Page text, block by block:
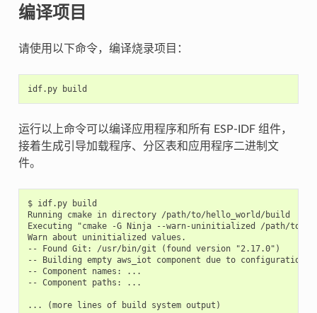
编译项目
请使用以下命令，编译烧录项目：
运行以上命令可以编译应用程序和所有 ESP-IDF 组件，
接着生成引导加载程序、分区表和应用程序二进制文
件。
$ idf.py build
Running cmake in directory /path/to/hello_world/build
Executing "cmake -G Ninja --warn-uninitialized /path/to/
Warn about uninitialized values.
-- Found Git: /usr/bin/git (found version "2.17.0")
-- Building empty aws_iot component due to configuration
-- Component names: ...
-- Component paths: ...
... (more lines of build system output)